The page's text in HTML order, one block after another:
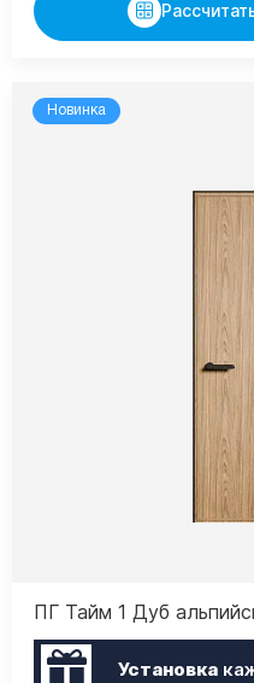
Новинка
ПГ Тайм 1 Дуб
Установка